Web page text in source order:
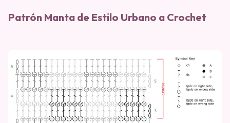
Patrón Manta de Estilo Urbano a Crochet